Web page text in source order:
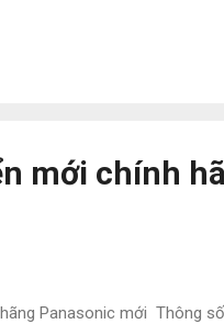
50% khi xác nhận đặt
mới chính
Panasonic mới Thông